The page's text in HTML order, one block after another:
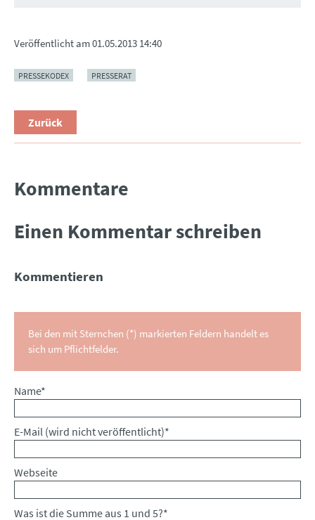
Veröffentlicht am01.05.2013 14:40
PRESSEKODEX PRESSERAT
Zurück
Kommentare
Einen Kommentar schreiben
Kommentieren
Bei den mit Sternchen (*) markierten Feldern handelt es
sich um Pflichtfelder.
Pflichtfeld
Name*
Pflichtfeld
E-Mail (wird nicht veröffentlicht)*
Webseite
Was ist die Summe aus 1 und 5?*